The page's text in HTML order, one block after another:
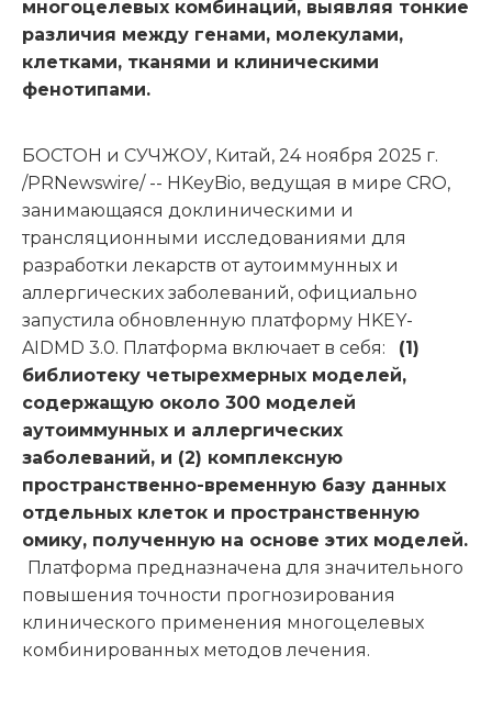
многоцелевых комбинаций, выявляя тонкие
различия между генами, молекулами,
клетками, тканями и клиническими
фенотипами.
БОСТОН и СУЧЖОУ, Китай, 24 ноября 2025 г.
/PRNewswire/ -- HKeyBio, ведущая в мире CRO,
занимающаяся доклиническими и
трансляционными исследованиями для
разработки лекарств от аутоиммунных и
аллергических заболеваний, официально
запустила обновленную платформу HKEY-
AIDMD 3.0. Платформа включает в себя: (1)
библиотеку четырехмерных моделей,
содержащую около 300 моделей
аутоиммунных и аллергических
заболеваний, и (2) комплексную
пространственно-временную базу данных
отдельных клеток и пространственную
омику, полученную на основе этих моделей.
Платформа предназначена для значительного
повышения точности прогнозирования
клинического применения многоцелевых
комбинированных методов лечения.